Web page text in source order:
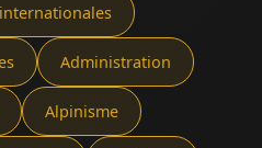
Administration
Alpinisme